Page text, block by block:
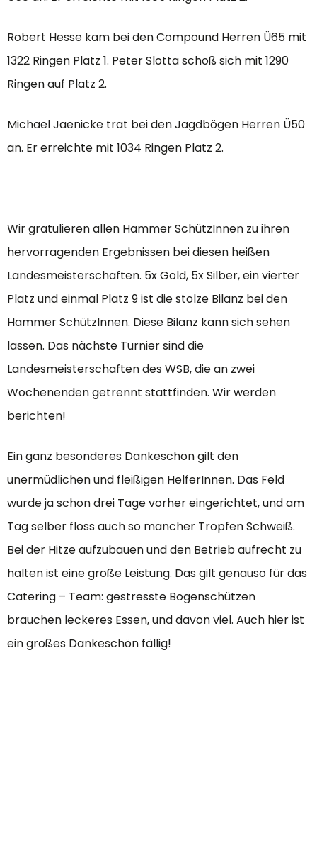
Robert Hesse kam bei den Compound Herren Ü65 mit
1322 Ringen Platz 1. Peter Slotta schoß sich mit 1290
Ringen auf Platz 2.
Michael Jaenicke trat bei den Jagdbögen Herren Ü50
an. Er erreichte mit 1034 Ringen Platz 2.
Wir gratulieren allen Hammer SchützInnen zu ihren
hervorragenden Ergebnissen bei diesen heißen
Landesmeisterschaften. 5x Gold, 5x Silber, ein vierter
Platz und einmal Platz 9 ist die stolze Bilanz bei den
Hammer SchützInnen. Diese Bilanz kann sich sehen
lassen. Das nächste Turnier sind die
Landesmeisterschaften des WSB, die an zwei
Wochenenden getrennt stattfinden. Wir werden
berichten!
Ein ganz besonderes Dankeschön gilt den
unermüdlichen und fleißigen HelferInnen. Das Feld
wurde ja schon drei Tage vorher eingerichtet, und am
Tag selber floss auch so mancher Tropfen Schweiß.
Bei der Hitze aufzubauen und den Betrieb aufrecht zu
halten ist eine große Leistung. Das gilt genauso für das
Catering – Team: gestresste Bogenschützen
brauchen leckeres Essen, und davon viel. Auch hier ist
ein großes Dankeschön fällig!